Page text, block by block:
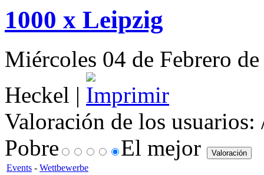
1000 x Leipzig
Miércoles 04 de Febrero
Heckel |
Valoración de los usuarios:
Pobre
El mejor
Events - Wettbewerbe